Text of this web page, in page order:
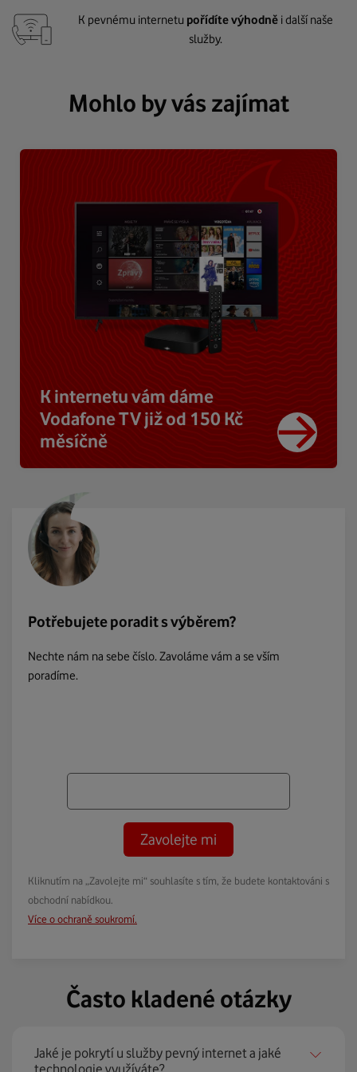
K pevnému internetu pořídíte výhodně i další naše
služby.
Mohlo by vás zajímat
K internetu vám dáme
Vodafone TV již od 150 Kč
měsíčně
Potřebujete poradit s výběrem?
Nechte nám na sebe číslo. Zavoláme vám a se vším
poradíme.
Zavolejte mi
Kliknutím na „Zavolejte mi“ souhlasíte s tím, že budete kontaktováni s
obchodní nabídkou.
Více o ochraně soukromí.
Často kladené otázky
Jaké je pokrytí u služby pevný internet a jaké
technologie využíváte?